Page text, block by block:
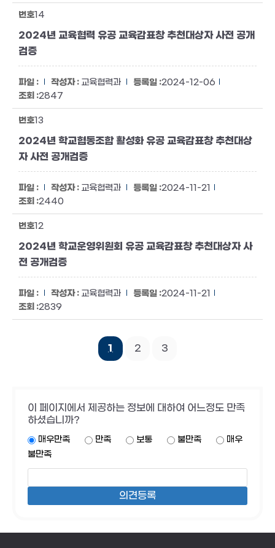
14
2024년 교육협력 유공 교육감표창 추천대상자 사전 공개
검증
교육협력과
2024-12-06
2847
13
2024년 학교협동조합 활성화 유공 교육감표창 추천대상
자 사전 공개검증
교육협력과
2024-11-21
2440
12
2024년 학교운영위원회 유공 교육감표창 추천대상자 사
전 공개검증
교육협력과
2024-11-21
2839
1 2 3
이 페이지에서 제공하는 정보에 대하여 어느정도 만족
하셨습니까?
매우만족 만족 보통 불만족
매우
불만족